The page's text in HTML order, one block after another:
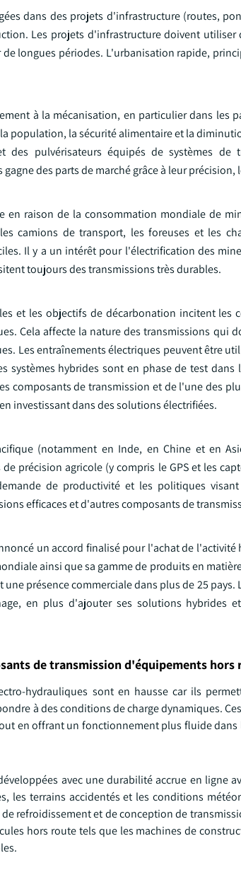
dans des projets d'infrastructure (routes,
Les projets d'infrastructure doivent
longues périodes. L'urbanisation rapide,
à la mécanisation, en particulier dans les
population, la sécurité alimentaire et la
des pulvérisateurs équipés de systèmes de
des parts de marché grâce à leur
en raison de la consommation mondiale de
camions de transport, les foreuses et les
Il y a un intérêt pour l'électrification des
toujours des transmissions très durables.
et les objectifs de décarbonation incitent les
Cela affecte la nature des transmissions qui
Les entraînements électriques peuvent être
systèmes hybrides sont en phase de test
composants de transmission et de l'une des
investissant dans des solutions électrifiées.
(notamment en Inde, en Chine et en
précision agricole (y compris le GPS et les
de productivité et les politiques
efficaces et d'autres composants de
un accord finalisé pour l'achat de
ainsi que sa gamme de produits en
présence commerciale dans plus de 25
en plus d'ajouter ses solutions hybrides
de transmission d'équipements hors
hydrauliques sont en hausse car ils
à des conditions de charge dynamiques.
en offrant un fonctionnement plus fluide
avec une durabilité accrue en ligne
les terrains accidentés et les conditions
refroidissement et de conception de
hors route tels que les machines de